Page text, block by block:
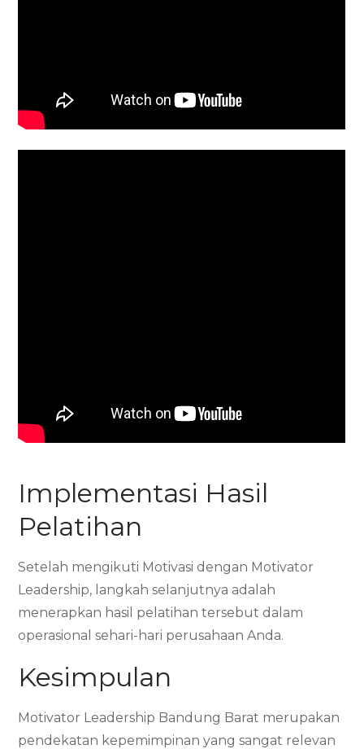
Implementasi Hasil
Pelatihan
Setelah mengikuti Motivasi dengan Motivator
Leadership, langkah selanjutnya adalah
menerapkan hasil pelatihan tersebut dalam
operasional sehari-hari perusahaan Anda.
Kesimpulan
Motivator Leadership Bandung Barat merupakan
pendekatan kepemimpinan yang sangat relevan